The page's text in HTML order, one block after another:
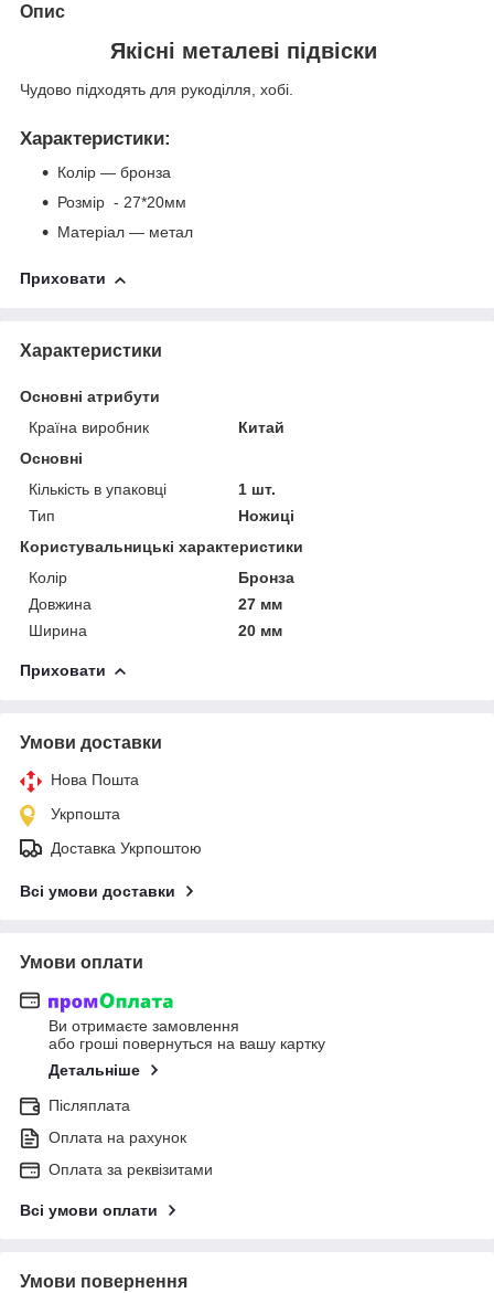
Опис
Якісні металеві підвіски
Чудово підходять для рукоділля, хобі.
Характеристики:
Колір — бронза
Розмір - 27*20мм
Матеріал — метал
Приховати
Характеристики
Основні атрибути
Країна виробник
Китай
Основні
Кількість в упаковці
1 шт.
Тип
Ножиці
Користувальницькі характеристики
Колір
Бронза
Довжина
27 мм
Ширина
20 мм
Приховати
Умови доставки
Нова Пошта
Укрпошта
Доставка Укрпоштою
Всі умови доставки
Умови оплати
Ви отримаєте замовлення
або гроші повернуться на вашу картку
Детальніше
Післяплата
Оплата на рахунок
Оплата за реквізитами
Всі умови оплати
Умови повернення